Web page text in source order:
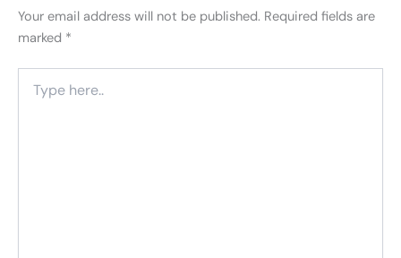
Your email address will not be published. Required fields are
marked *
here..